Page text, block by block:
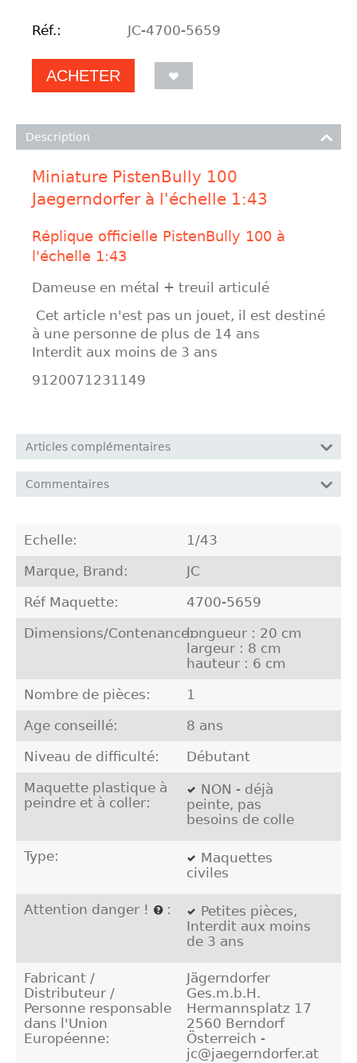
Réf.: JC-4700-5659
ACHETER
Description
Miniature PistenBully 100
Jaegerndorfer à l'échelle 1:43
Réplique officielle PistenBully 100 à
l'échelle 1:43
Dameuse en métal + treuil articulé
Cet article n'est pas un jouet, il est destiné
à une personne de plus de 14 ans
Interdit aux moins de 3 ans
9120071231149
Articles complémentaires
Commentaires
Echelle: 1/43
Marque, Brand: JC
Réf Maquette: 4700-5659
Dimensions/Contenance:longueur : 20 cm
largeur : 8 cm
hauteur : 6 cm
Nombre de pièces: 1
Age conseillé: 8 ans
Niveau de difficulté: Débutant
Maquette plastique à
peindre et à coller:
NON - déjà
peinte, pas
besoins de colle
Type:
Maquettes
civiles
Attention danger ! :
Petites pièces,
Interdit aux moins
de 3 ans
Fabricant /
Distributeur /
Personne responsable
dans l'Union
Européenne:
Jägerndorfer
Ges.m.b.H.
Hermannsplatz 17
2560 Berndorf
Österreich -
jc@jaegerndorfer.at